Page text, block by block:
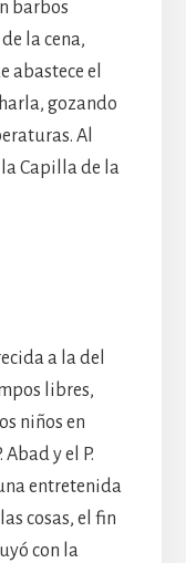
barbos
la cena,
abastece el
gozando
Al
Capilla de la
a la del
libres,
niños en
y el P.
entretenida
cosas, el fin
con la